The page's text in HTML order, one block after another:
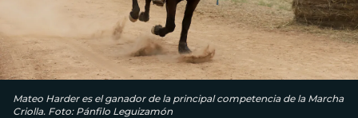
Mateo Harder es el ganador de la principal competencia de la Marcha
Criolla. Foto: Pánfilo Leguizamón